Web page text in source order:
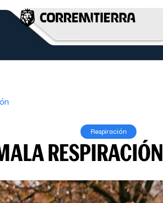
Respiración
RESPIRACIÓN